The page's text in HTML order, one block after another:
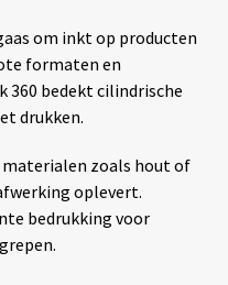
om inkt op producten
formaten en
360 bedekt cilindrische
drukken.
zoals hout of
oplevert.
bedrukking voor